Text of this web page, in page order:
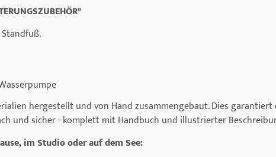
hergestellt und von Hand zusammengebaut. Dies
und sicher - komplett mit Handbuch und illustrierter
im Studio oder auf dem See: